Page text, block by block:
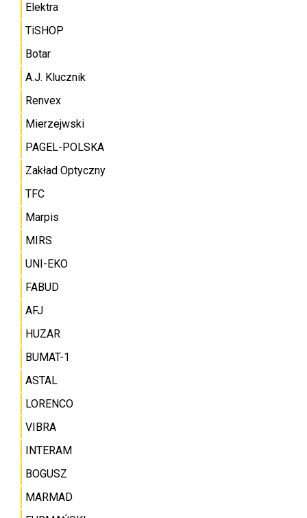
Elektra
TiSHOP
Botar
A.J. Klucznik
Renvex
Mierzejwski
PAGEL-POLSKA
Zakład Optyczny
TFC
Marpis
MIRS
UNI-EKO
FABUD
AFJ
HUZAR
BUMAT-1
ASTAL
LORENCO
VIBRA
INTERAM
BOGUSZ
MARMAD